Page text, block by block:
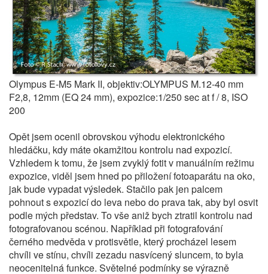
Olympus E-M5 Mark II, objektiv:OLYMPUS M.12-40 mm
F2,8, 12mm (EQ 24 mm), expozice:1/250 sec at f / 8, ISO
200
Opět jsem ocenil obrovskou výhodu elektronického
hledáčku, kdy máte okamžitou kontrolu nad expozicí.
Vzhledem k tomu, že jsem zvyklý fotit v manuálním režimu
expozice, viděl jsem hned po přiložení fotoaparátu na oko,
jak bude vypadat výsledek. Stačilo pak jen palcem
pohnout s expozicí do leva nebo do prava tak, aby byl osvit
podle mých představ. To vše aniž bych ztratil kontrolu nad
fotografovanou scénou. Například při fotografování
černého medvěda v protisvětle, který procházel lesem
chvíli ve stínu, chvíli zezadu nasvícený sluncem, to byla
neocenitelná funkce. Světelné podmínky se výrazně